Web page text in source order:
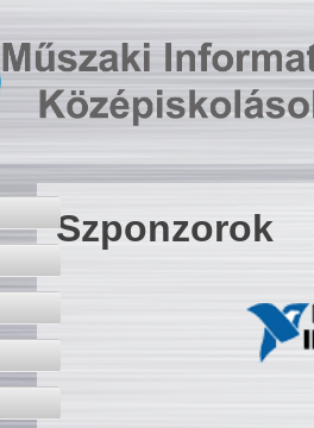
Szponzorok